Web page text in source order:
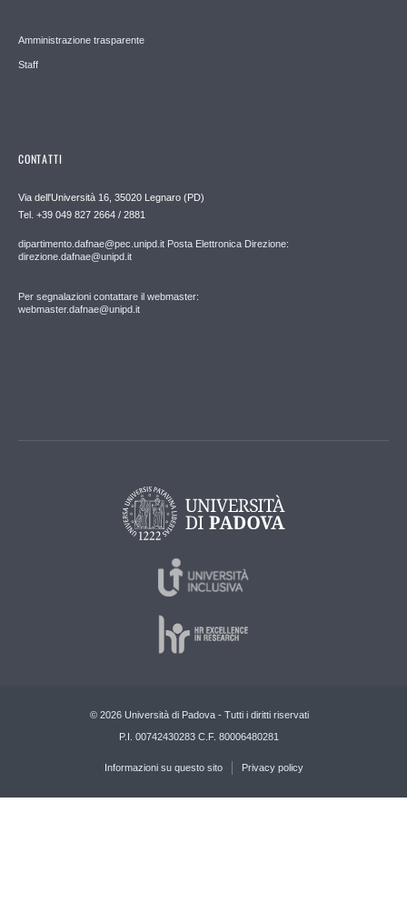
Amministrazione trasparente
Staff
CONTATTI
Via dell'Università 16, 35020 Legnaro (PD)
Tel. +39 049 827 2664 / 2881
dipartimento.dafnae@pec.unipd.it Posta Elettronica Direzione:
direzione.dafnae@unipd.it
Per segnalazioni contattare il webmaster:
webmaster.dafnae@unipd.it
© 2026 Università di Padova - Tutti i diritti riservati
P.I. 00742430283 C.F. 80006480281
Informazioni su questo sito Privacy policy